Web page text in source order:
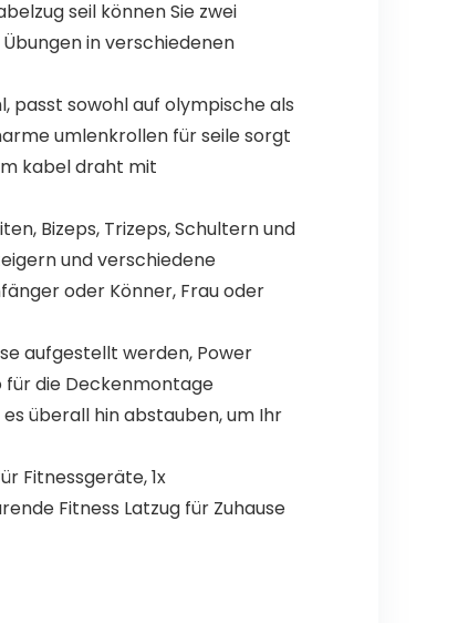
seil können Sie zwei
in verschiedenen
passt sowohl auf olympische als
umlenkrollen für seile sorgt
kabel draht mit
Bizeps, Trizeps, Schultern und
und verschiedene
oder Könner, Frau oder
aufgestellt werden, Power
für die Deckenmontage
überall hin abstauben, um Ihr
Fitnessgeräte, 1x
Fitness Latzug für Zuhause